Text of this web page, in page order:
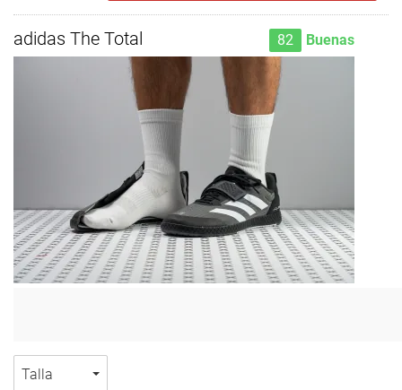
adidas The Total 82 Buenas
Talla